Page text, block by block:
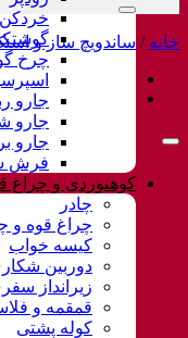
چرخ
جارو
جارو
جارو
فرش
کوهنوردی و چراغ
چادر
چراغ قوه و
کیسه خواب
دوربین
زیرانداز
قمقمه و
کوله پشتی
خانه / ساندویچ ساز و